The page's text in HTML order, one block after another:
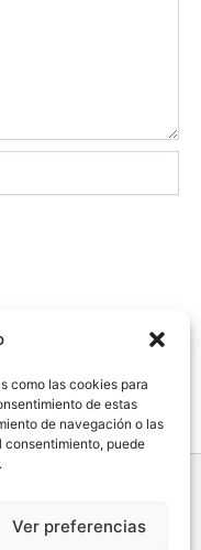
como las cookies para
de estas
de navegación o las
consentimiento, puede
Ver preferencias
2026 Mettcom